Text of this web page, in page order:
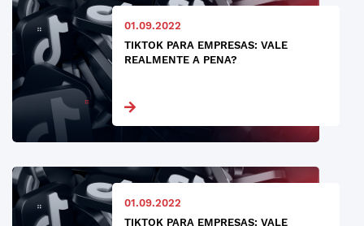
01.09.2022
TIKTOK PARA EMPRESAS: VALE
REALMENTE A PENA?
01.09.2022
TIKTOK PARA EMPRESAS: VALE